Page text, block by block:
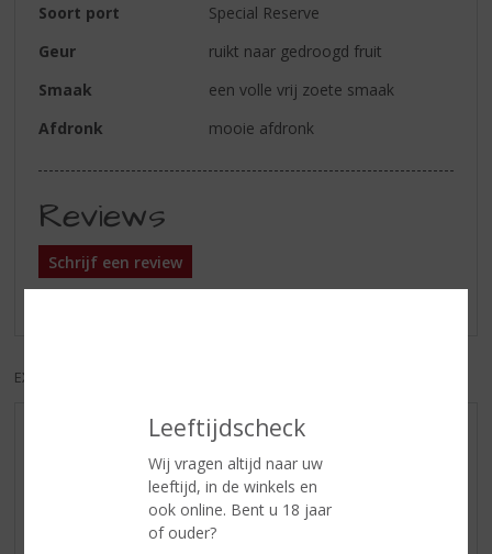
Leeftijdscheck
Wij vragen altijd naar uw
leeftijd, in de winkels en
ook online. Bent u 18 jaar
of ouder?
Soort port
Special Reserve
Geur
ruikt naar gedroogd fruit
Smaak
een volle vrij zoete smaak
Afdronk
mooie afdronk
Reviews
Schrijf een review
EXCL. BTW
AANBIEDINGEN
WIJN VAN DE MAAND
WHISKY VAN DE MAAND
RUM VAN DE MAAND